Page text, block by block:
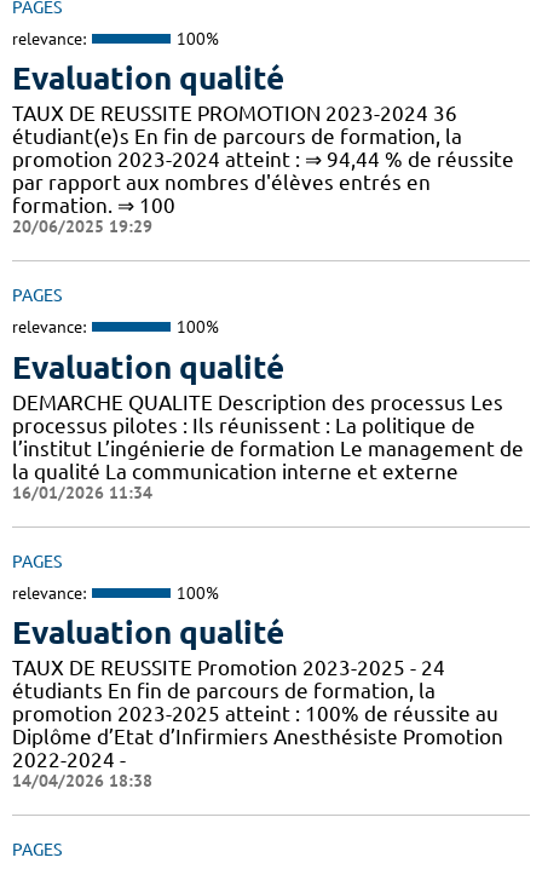
PAGES
relevance: 100%
Evaluation qualité
TAUX DE REUSSITE PROMOTION 2023-2024 36
étudiant(e)s En fin de parcours de formation, la
promotion 2023-2024 atteint : ⇒ 94,44 % de réussite
par rapport aux nombres d'élèves entrés en
formation. ⇒ 100
20/06/2025 19:29
PAGES
relevance: 100%
Evaluation qualité
DEMARCHE QUALITE Description des processus Les
processus pilotes : Ils réunissent : La politique de
l’institut L’ingénierie de formation Le management de
la qualité La communication interne et externe
16/01/2026 11:34
PAGES
relevance: 100%
Evaluation qualité
TAUX DE REUSSITE Promotion 2023-2025 - 24
étudiants En fin de parcours de formation, la
promotion 2023-2025 atteint : 100% de réussite au
Diplôme d’Etat d’Infirmiers Anesthésiste Promotion
2022-2024 -
14/04/2026 18:38
PAGES